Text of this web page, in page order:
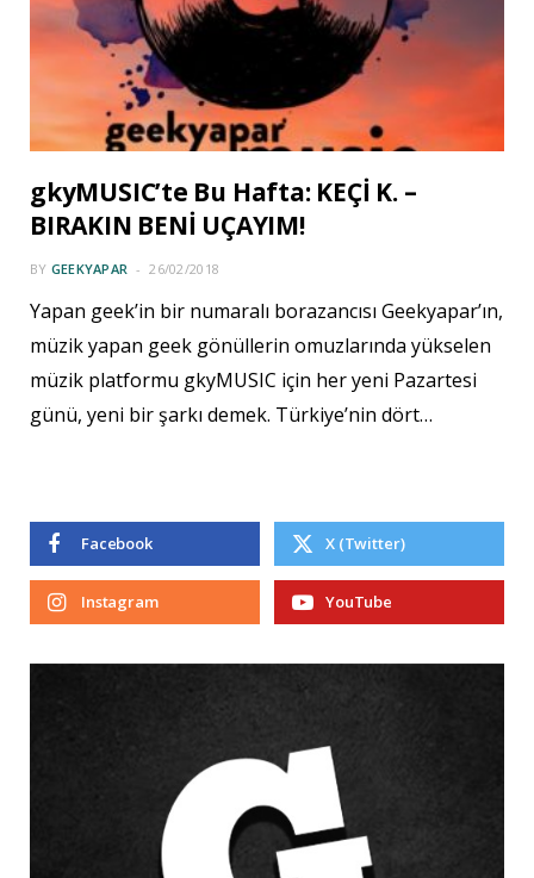
gkyMUSIC’te Bu Hafta: KEÇİ K. –
BIRAKIN BENİ UÇAYIM!
BY GEEKYAPAR 26/02/2018
Yapan geek’in bir numaralı borazancısı Geekyapar’ın,
müzik yapan geek gönüllerin omuzlarında yükselen
müzik platformu gkyMUSIC için her yeni Pazartesi
günü, yeni bir şarkı demek. Türkiye’nin dört…
Facebook X (Twitter)
Instagram YouTube